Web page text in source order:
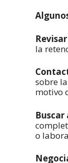
la
sobre
motivo
o